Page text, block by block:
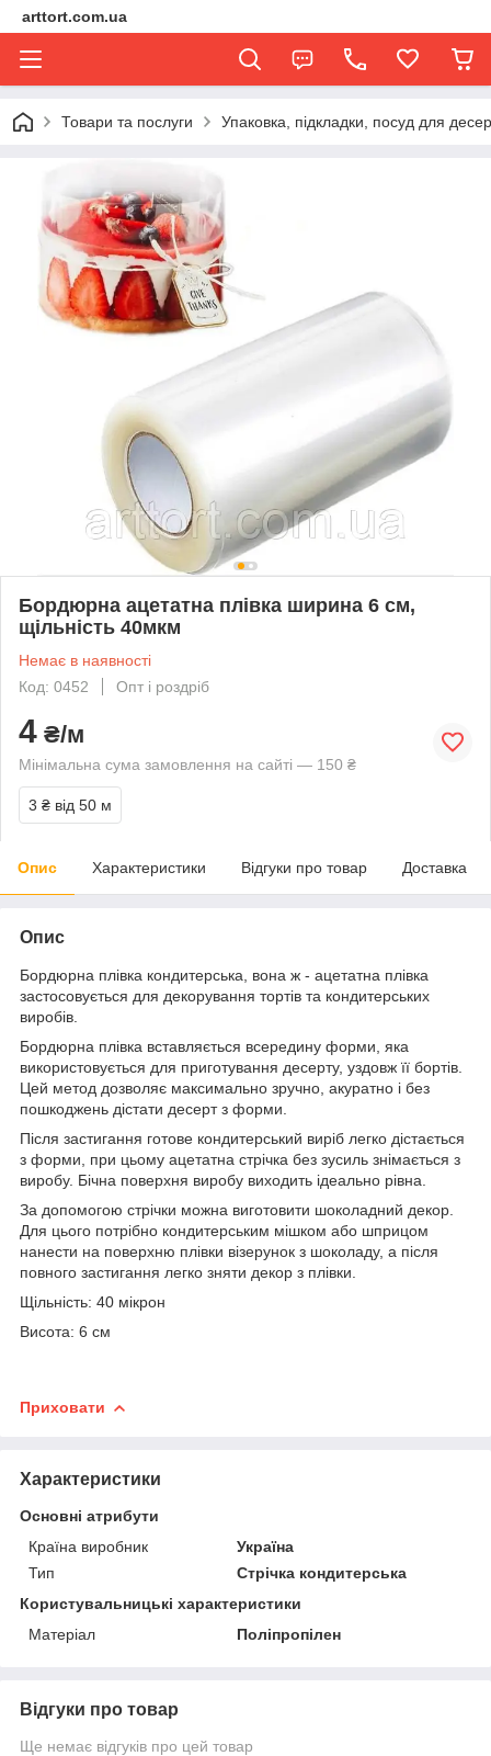
arttort.com.ua
Товари та послуги Упаковка, підкладки, посуд для
Бордюрна ацетатна плівка ширина 6 см,
щільність 40мкм
Немає в наявності
Код: 0452
Опт і роздріб
4 ₴/м
Мінімальна сума замовлення на сайті — 150 ₴
3 ₴ від 50 м
Опис Характеристики Відгуки про товар Доставка
Опис
Бордюрна плівка кондитерська, вона ж - ацетатна плівка
застосовується для декорування тортів та кондитерських
виробів.
Бордюрна плівка вставляється всередину форми, яка
використовується для приготування десерту, уздовж її бортів.
Цей метод дозволяє максимально зручно, акуратно і без
пошкоджень дістати десерт з форми.
Після застигання готове кондитерський виріб легко дістається
з форми, при цьому ацетатна стрічка без зусиль знімається з
виробу. Бічна поверхня виробу виходить ідеально рівна.
За допомогою стрічки можна виготовити шоколадний декор.
Для цього потрібно кондитерським мішком або шприцом
нанести на поверхню плівки візерунок з шоколаду, а після
повного застигання легко зняти декор з плівки.
Щільність: 40 мікрон
Висота: 6 см
Приховати
Характеристики
Основні атрибути
Країна виробник
Україна
Тип
Стрічка кондитерська
Користувальницькі характеристики
Матеріал
Поліпропілен
Відгуки про товар
Ще немає відгуків про цей товар